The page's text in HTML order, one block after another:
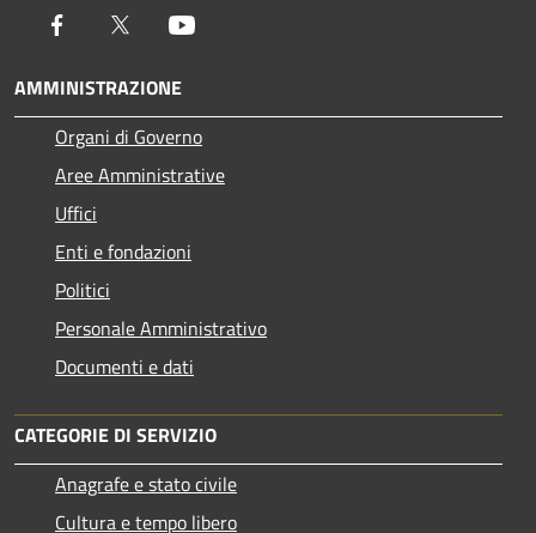
Facebook Twitter
AMMINISTRAZIONE
Organi di Governo
Aree Amministrative
Uffici
Enti e fondazioni
Politici
Personale Amministrativo
Documenti e dati
CATEGORIE DI SERVIZIO
Anagrafe e stato civile
Cultura e tempo libero